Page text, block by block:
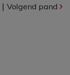
| Volgend pand